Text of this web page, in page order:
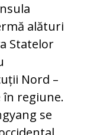
alături
Statelor
Nord –
în regiune.
se